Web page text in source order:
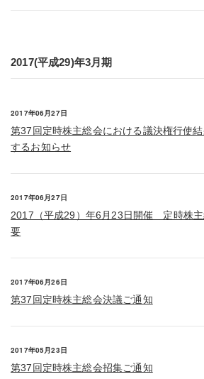
2017(平成29)年3月期
2017年06月27日
第37回定時株主総会における議決権行使
するお知らせ
2017年06月27日
2017（平成29）年6月23日開催 定時株
要
2017年06月26日
第37回定時株主総会決議ご通知
2017年05月23日
第37回定時株主総会招集ご通知